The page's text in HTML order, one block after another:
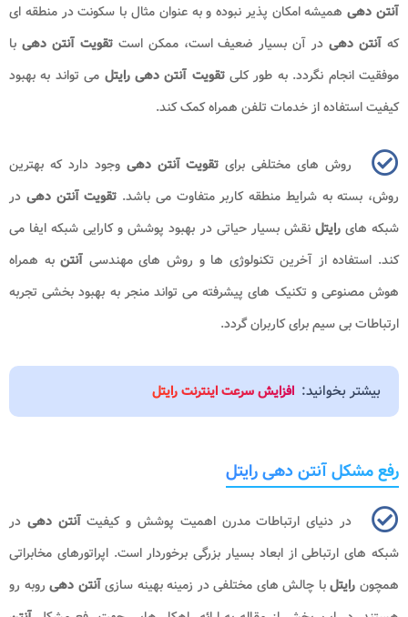
آنتن دهی همیشه امکان‌ پذیر نبوده و به عنوان مثال با سکونت در منطقه ‌ای
که آنتن دهی در آن بسیار ضعیف است، ممکن استتقویت آنتن دهی با
موفقیت انجام نگردد. به طور کلیتقویت آنتن دهی رایتل می‌ تواند به بهبود
کیفیت استفاده از خدمات تلفن همراه کمک کند.
روش‌ های مختلفی برای تقویت آنتن دهیوجود دارد که بهترین
روش، بسته به شرایط منطقه کاربر متفاوت می باشد. تقویت آنتن دهی در
شبکه ‌هایرایتلنقش بسیار حیاتی در بهبود پوشش و کارایی شبکه ایفا می
‌کند. استفاده از آخرین تکنولوژی ‌ها و روش‌ های مهندسی آنتنبه همراه
هوش مصنوعی و تکنیک ‌های پیشرفته می ‌تواند منجر به بهبود بخشی تجربه
ارتباطات بی ‌سیم برای کاربران گردد.
بیشتر بخوانید: افزایش سرعت اینترنت رایتل
رفع مشکل آنتن دهی رایتل
در دنیای ارتباطات مدرن اهمیت پوشش و کیفیتآنتن دهی در
شبکه ‌های ارتباطی از ابعاد بسیار بزرگی برخوردار است. اپراتورهای مخابراتی
همچون رایتلبا چالش‌ های مختلفی در زمینه بهینه‌ سازیآنتن دهیروبه‌ رو